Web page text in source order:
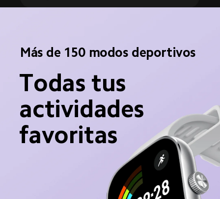
Más de 150 modos deportivos
Todas tus
actividades
favoritas